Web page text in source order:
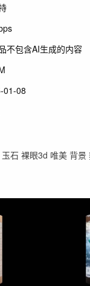
不包含AI生成的内容
01-08
石 裸眼3d 唯美 背景